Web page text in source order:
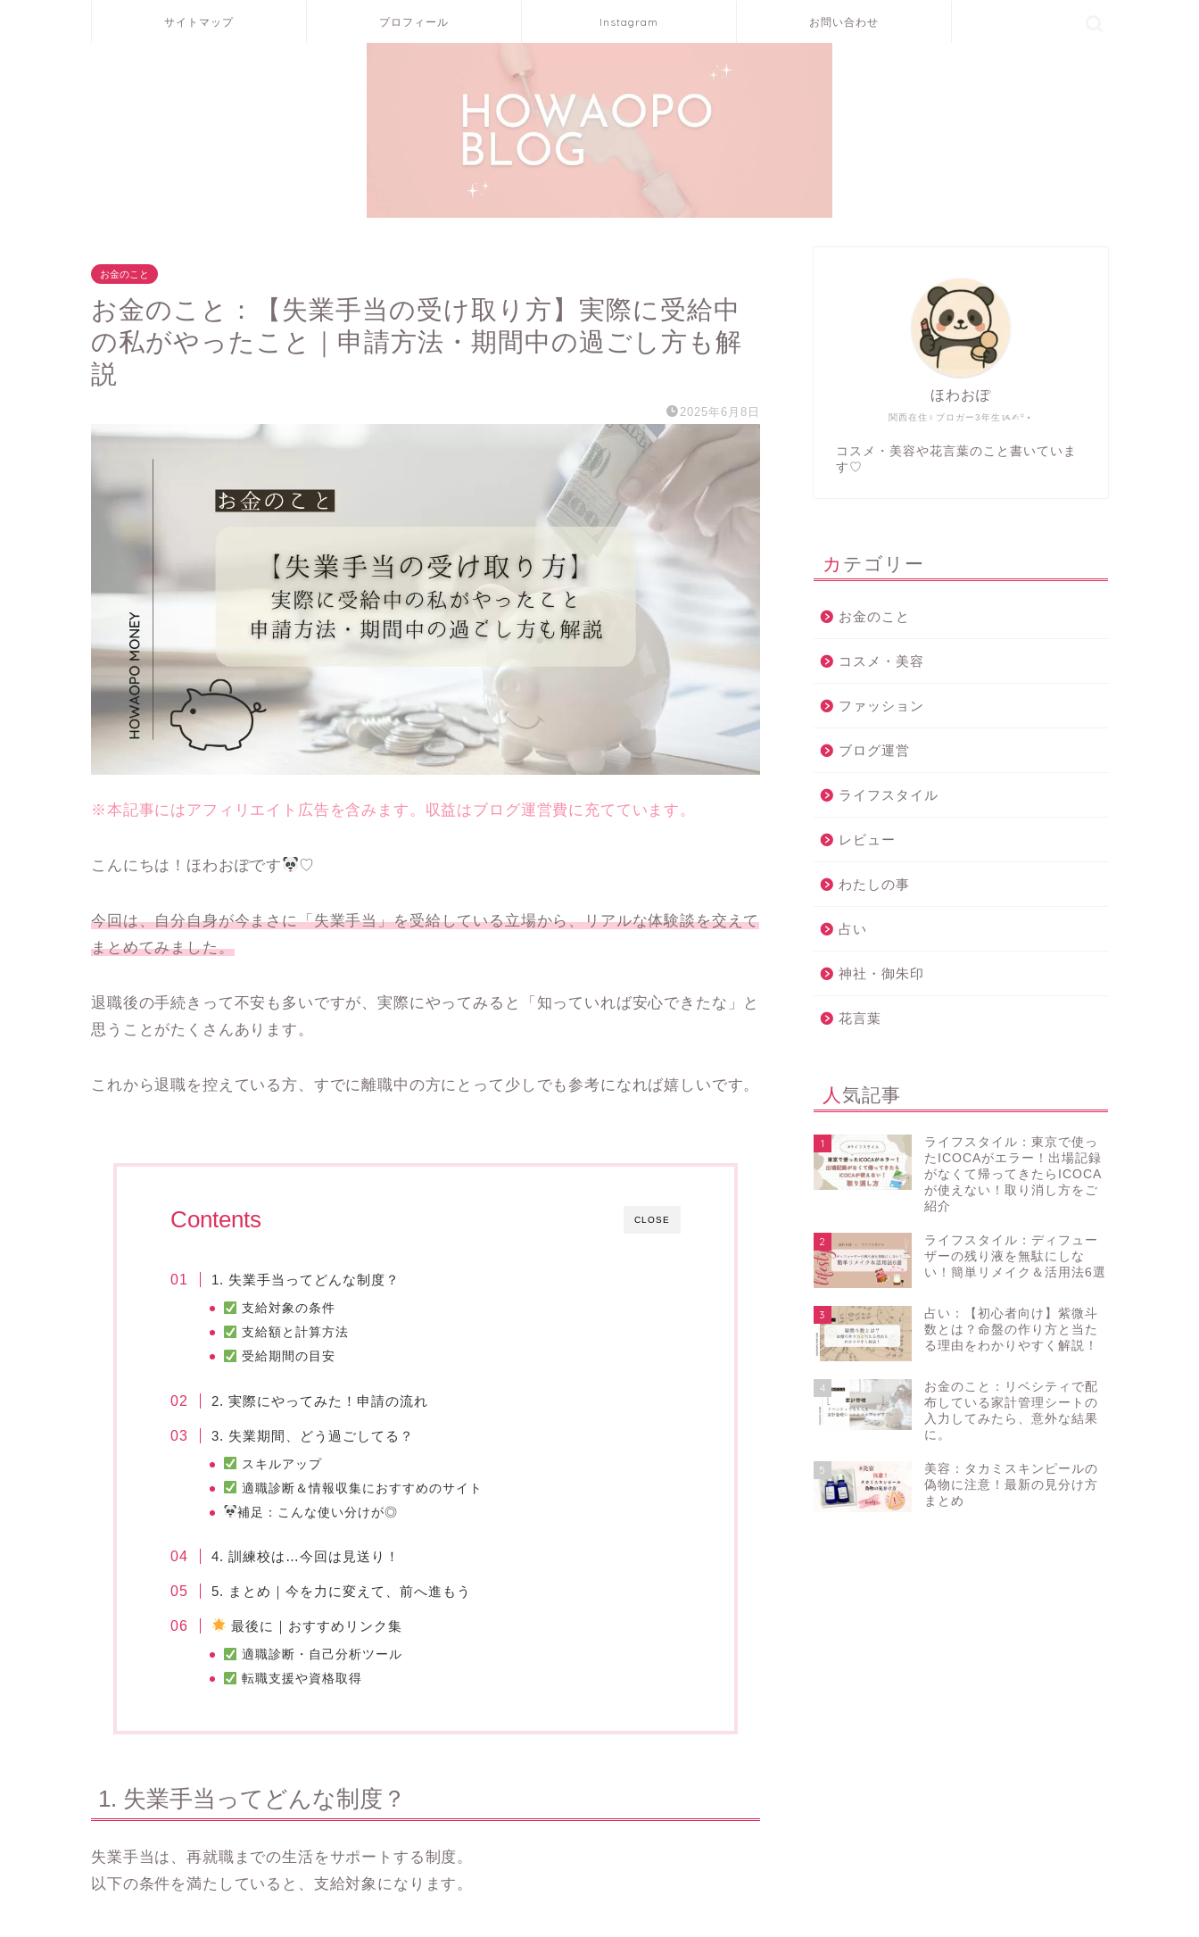
サイトマップ プロフィール Instagram お問い合わせ
お金のこと
お金のこと：【失業手当の受け取り方】実際に受給中
の私がやったこと｜申請方法・期間中の過ごし方も解
説
2025年6月8日
※本記事にはアフィリエイト広告を含みます。収益はブログ運営費に充てています。
こんにちは！ほわおぽです ♡
今回は、自分自身が今まさに「失業手当」を受給している立場から、リアルな体験談を交えて
まとめてみました。
退職後の手続きって不安も多いですが、実際にやってみると「知っていれば安心できたな」と
思うことがたくさんあります。
これから退職を控えている方、すでに離職中の方にとって少しでも参考になれば嬉しいです。
CLOSE
Contents
1. 失業手当ってどんな制度？
支給対象の条件
支給額と計算方法
受給期間の目安
2. 実際にやってみた！申請の流れ
3. 失業期間、どう過ごしてる？
スキルアップ
適職診断＆情報収集におすすめのサイト
補足：こんな使い分けが◎
4. 訓練校は…今回は見送り！
5. まとめ｜今を力に変えて、前へ進もう
最後に｜おすすめリンク集
適職診断・自己分析ツール
転職支援や資格取得
1. 失業手当ってどんな制度？
失業手当は、再就職までの生活をサポートする制度。
以下の条件を満たしていると、支給対象になります。
関西在住♀ブロガー3年生ᝰ✍︎꙳⋆
ほわおぽ
コスメ・美容や花言葉のこと書いていま
す♡
カテゴリー
お金のこと
コスメ・美容
ファッション
ブログ運営
ライフスタイル
レビュー
わたしの事
占い
神社・御朱印
花言葉
人気記事
1
ライフスタイル：東京で使っ
たICOCAがエラー！出場記録
がなくて帰ってきたらICOCA
が使えない！取り消し方をご
紹介
2
ライフスタイル：ディフュー
ザーの残り液を無駄にしな
い！簡単リメイク＆活用法6選
3
占い：【初心者向け】紫微斗
数とは？命盤の作り方と当た
る理由をわかりやすく解説！
4
お金のこと：リベシティで配
布している家計管理シートの
入力してみたら、意外な結果
に。
5
美容：タカミスキンピールの
偽物に注意！最新の見分け方
まとめ